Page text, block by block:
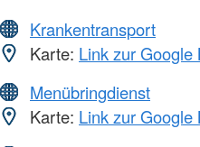
Krankentransport
Karte: Link zur Google
Menübringdienst
Karte: Link zur Google